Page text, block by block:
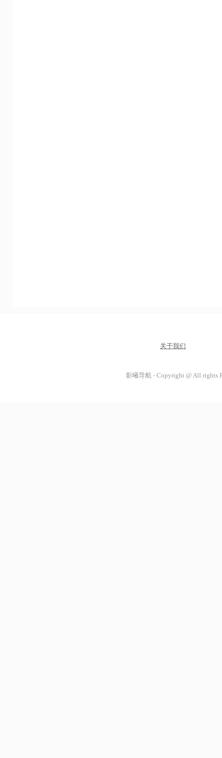
关于我们
影曦导航 - Copyright @ All rights